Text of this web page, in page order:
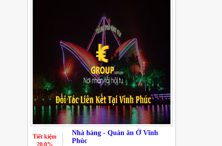
Nhà hàng - Quán ăn Ở Vĩnh
Phúc
Tiết kiệm